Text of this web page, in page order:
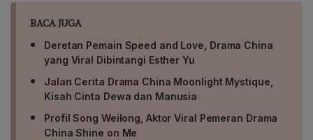
BACA JUGA
Deretan Pemain Speed and Love, Drama China
yang Viral Dibintangi Esther Yu
Jalan Cerita Drama China Moonlight Mystique,
Kisah Cinta Dewa dan Manusia
Profil Song Weilong, Aktor Viral Pemeran Drama
China Shine on Me